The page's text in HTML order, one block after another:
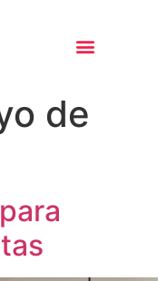
de